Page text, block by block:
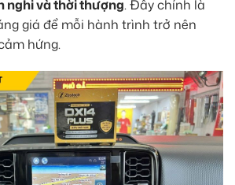
nghi và thời thượng. Đây chính là
giá để mỗi hành trình trở nên
hứng.